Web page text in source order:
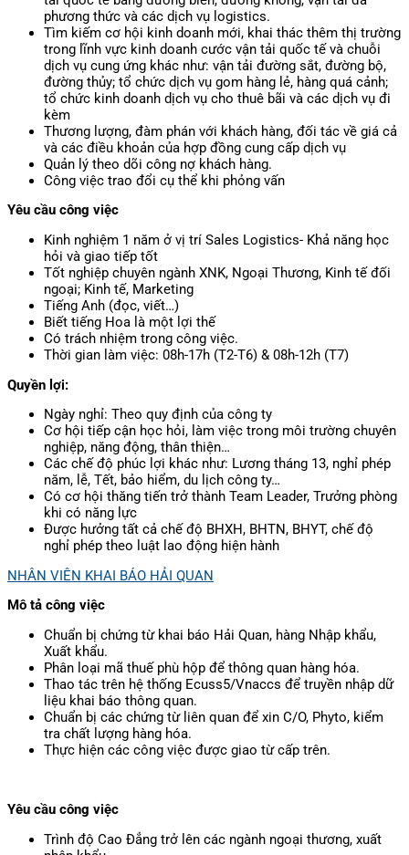
phương thức và các dịch vụ logistics.
Tìm kiếm cơ hội kinh doanh mới, khai thác thêm thị trường
trong lĩnh vực kinh doanh cước vận tải quốc tế và chuỗi
dịch vụ cung ứng khác như: vận tải đường sắt, đường bộ,
đường thủy; tổ chức dịch vụ gom hàng lẻ, hàng quá cảnh;
tổ chức kinh doanh dịch vụ cho thuê bãi và các dịch vụ đi
kèm
Thương lượng, đàm phán với khách hàng, đối tác về giá cả
và các điều khoản của hợp đồng cung cấp dịch vụ
Quản lý theo dõi công nợ khách hàng.
Công việc trao đổi cụ thể khi phỏng vấn
Yêu cầu công việc
Kinh nghiệm 1 năm ở vị trí Sales Logistics- Khả năng học
hỏi và giao tiếp tốt
Tốt nghiệp chuyên ngành XNK, Ngoại Thương, Kinh tế đối
ngoại; Kinh tế, Marketing
Tiếng Anh (đọc, viết…)
Biết tiếng Hoa là một lợi thế
Có trách nhiệm trong công việc.
Thời gian làm việc: 08h-17h (T2-T6) & 08h-12h (T7)
Quyền lợi:
Ngày nghỉ: Theo quy định của công ty
Cơ hội tiếp cận học hỏi, làm việc trong môi trường chuyên
nghiệp, năng động, thân thiện…
Các chế độ phúc lợi khác như: Lương tháng 13, nghỉ phép
năm, lễ, Tết, bảo hiểm, du lịch công ty…
Có cơ hội thăng tiến trở thành Team Leader, Trưởng phòng
khi có năng lực
Được hưởng tất cả chế độ BHXH, BHTN, BHYT, chế độ
nghỉ phép theo luật lao động hiện hành
NHÂN VIÊN KHAI BÁO HẢI QUAN
Mô tả công việc
Chuẩn bị chứng từ khai báo Hải Quan, hàng Nhập khẩu,
Xuất khẩu.
Phân loại mã thuế phù hộp để thông quan hàng hóa.
Thao tác trên hệ thống Ecuss5/Vnaccs để truyền nhập dữ
liệu khai báo thông quan.
Chuẩn bị các chứng từ liên quan để xin C/O, Phyto, kiểm
tra chất lượng hàng hóa.
Thực hiện các công việc được giao từ cấp trên.
Yêu cầu công việc
Trình độ Cao Đẳng trở lên các ngành ngoại thương, xuất